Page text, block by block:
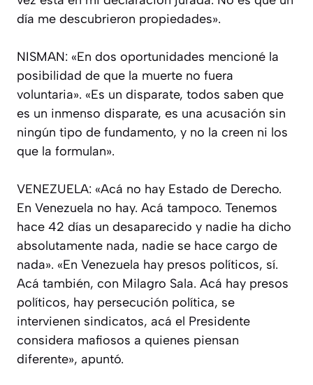
día me descubrieron propiedades».
NISMAN: «En dos oportunidades mencioné la
posibilidad de que la muerte no fuera
voluntaria». «Es un disparate, todos saben que
es un inmenso disparate, es una acusación sin
ningún tipo de fundamento, y no la creen ni los
que la formulan».
VENEZUELA: «Acá no hay Estado de Derecho.
En Venezuela no hay. Acá tampoco. Tenemos
hace 42 días un desaparecido y nadie ha dicho
absolutamente nada, nadie se hace cargo de
nada». «En Venezuela hay presos políticos, sí.
Acá también, con Milagro Sala. Acá hay presos
políticos, hay persecución política, se
intervienen sindicatos, acá el Presidente
considera mafiosos a quienes piensan
diferente», apuntó.